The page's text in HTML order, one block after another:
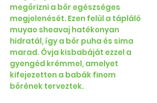
megőrizni a bőr egészséges
megjelenését. Ezen felül a tápláló
muyao sheavaj hatékonyan
hidratál, így a bőr puha és sima
marad. Óvja kisbabáját ezzel a
gyengéd krémmel, amelyet
kifejezetten a babák finom
bőrének terveztek.